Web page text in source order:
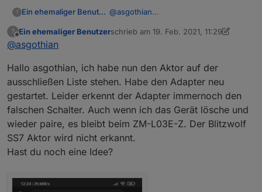
? Ein ehemaliger Benutzer @asgothian
aus und gebe eine Rückmeldung.
?
Offline
Ein ehemaliger Benutzerschrieb am 19. Feb. 2021, 11:29
zuletzt editiert von Ein ehemaliger
@asgothian
Hallo asgothian, ich habe nun den Aktor auf der
ausschließen Liste stehen. Habe den Adapter neu
gestartet. Leider erkennt der Adapter immernoch den
falschen Schalter. Auch wenn ich das Gerät lösche und
wieder paire, es bleibt beim ZM-L03E-Z. Der Blitzwolf
SS7 Aktor wird nicht erkannt.
Hast du noch eine Idee?